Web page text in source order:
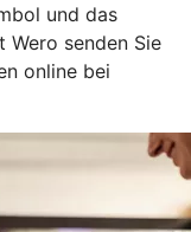
und das
Wero senden Sie
online bei